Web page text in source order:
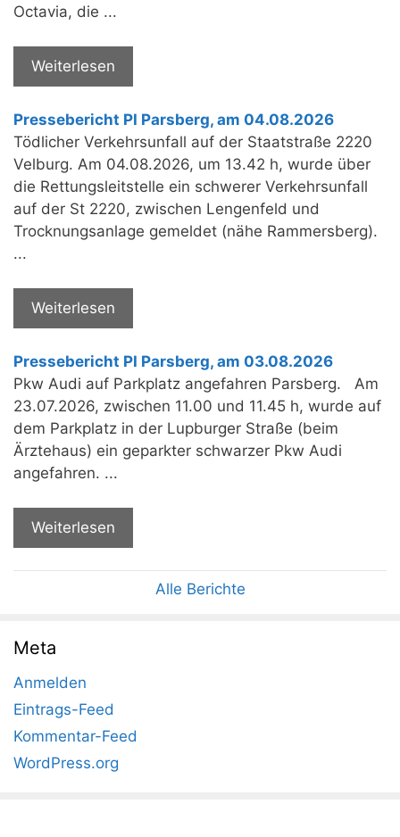
Octavia, die ...
Weiterlesen
Pressebericht PI Parsberg, am 04.08.2026
Tödlicher Verkehrsunfall auf der Staatstraße 2220
Velburg. Am 04.08.2026, um 13.42 h, wurde über
die Rettungsleitstelle ein schwerer Verkehrsunfall
auf der St 2220, zwischen Lengenfeld und
Trocknungsanlage gemeldet (nähe Rammersberg).
...
Weiterlesen
Pressebericht PI Parsberg, am 03.08.2026
Pkw Audi auf Parkplatz angefahren Parsberg. Am
23.07.2026, zwischen 11.00 und 11.45 h, wurde auf
dem Parkplatz in der Lupburger Straße (beim
Ärztehaus) ein geparkter schwarzer Pkw Audi
angefahren. ...
Weiterlesen
Alle Berichte
Meta
Anmelden
Eintrags-Feed
Kommentar-Feed
WordPress.org